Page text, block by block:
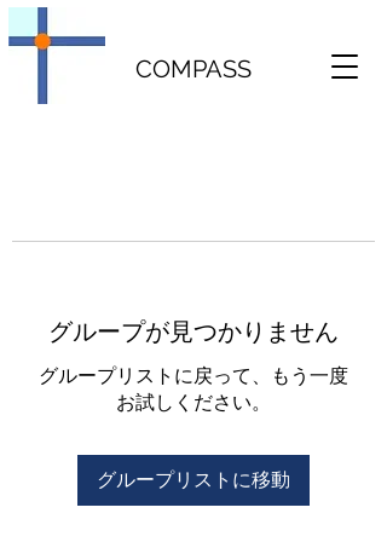
COMPASS
グループが見つかりません
グループリストに戻って、もう一度
お試しください。
グループリストに移動